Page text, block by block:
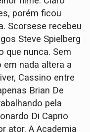
porém ficou
Scorsese recebeu
Steve Spielberg
que nunca. Sem
em nada altera a
Cassino entre
Brian De
pela
Di Caprio
ator. A Academia